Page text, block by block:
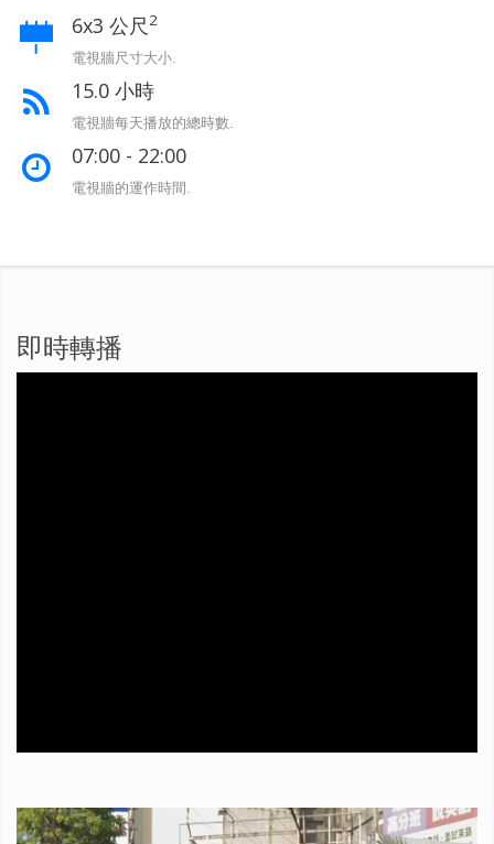
6x3 公尺2
電視牆尺寸大小.
15.0 小時
電視牆每天播放的總時數.
07:00 - 22:00
電視牆的運作時間.
即時轉播